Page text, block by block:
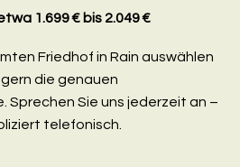
1.699 € bis 2.049 €
Friedhof in Rain auswählen
die genauen
Sprechen Sie uns jederzeit an –
telefonisch.